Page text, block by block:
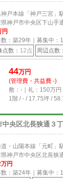
神戸本線「神戸三宮」
神戸市中央区下山手
円
：築29年｜募集中： 1
点数： 12点 周辺点数：
44万円
(管理費・共益費 -)
敷：-｜礼：150万円
1階 / - / 17.75坪 /
中央区北長狭通３
・山陽本線「元町」
神戸市中央区北長狭
万円
：築24年｜募集中： 1